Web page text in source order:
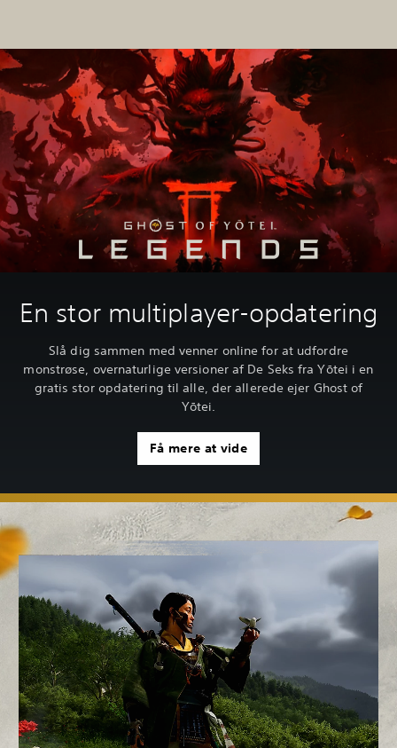
En stor multiplayer-opdatering
Slå dig sammen med venner online for at udfordre
monstrøse, overnaturlige versioner af De Seks fra Yōtei i en
gratis stor opdatering til alle, der allerede ejer Ghost of
Yōtei.
Få mere at vide